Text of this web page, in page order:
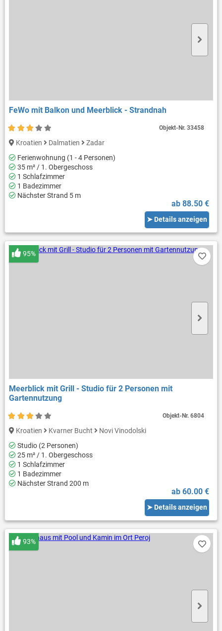
FeWo mit Balkon und Meerblick - Strandnah
Kroatien Dalmatien
Zadar
Ferienwohnung (1 - 4 Personen)
35 m² / 1. Obergeschoss
1 Schlafzimmer
1 Badezimmer
Nächster Strand 5 m
ab 88.50 €
➤ Details anzeigen
Objekt-Nr.33458
Meerblick mit Grill - Studio für 2 Personen mit
Gartennutzung
95%
Kroatien Kvarner Bucht
Novi Vinodolski
Studio (2 Personen)
25 m² / 1. Obergeschoss
1 Schlafzimmer
1 Badezimmer
Nächster Strand 200 m
ab 60.00 €
➤ Details anzeigen
Objekt-Nr.6804
93%